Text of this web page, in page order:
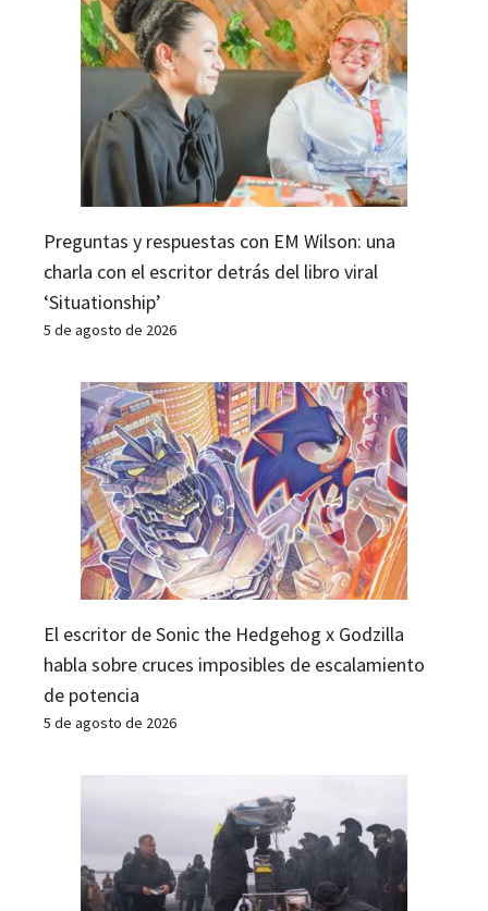
Preguntas y respuestas con EM Wilson: una
charla con el escritor detrás del libro viral
‘Situationship’
5 de agosto de 2026
El escritor de Sonic the Hedgehog x Godzilla
habla sobre cruces imposibles de escalamiento
de potencia
5 de agosto de 2026